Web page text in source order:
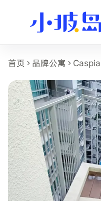
高级房 PR1
这个页面展示Caspian的
房型名称：高级房 PR1
所在物业：Caspian。
运营品牌：Bespoke
所在区域：Jurong West
附近地铁：Lakeside
房型类别：Common。
参考月租：S$1,350 /月
附近学校：Nanyang
首页 品牌公寓